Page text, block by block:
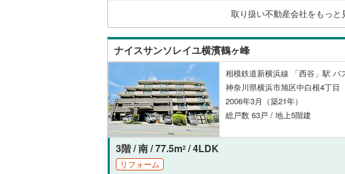
せんか？？ --------------
取り扱い不動産会社をもっと
ナイスサンソレイユ横濱鶴ヶ峰
相模鉄道新横浜線 「西谷」駅
神奈川県横浜市旭区中白根4丁目
2006年3月（築21年）
総戸数 63戸 / 地上5階建
3階 / 南 / 77.5m2 / 4LDK
リフォーム
バリアフリー住宅
LD
リビングダイニング15畳以